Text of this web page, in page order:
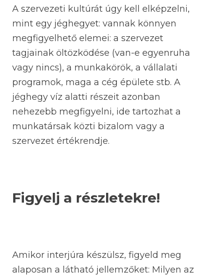
A szervezeti kultúrát úgy kell elképzelni,
mint egy jéghegyet: vannak könnyen
megfigyelhető elemei: a szervezet
tagjainak öltözködése (van-e egyenruha
vagy nincs), a munkakörök, a vállalati
programok, maga a cég épülete stb. A
jéghegy víz alatti részeit azonban
nehezebb megfigyelni, ide tartozhat a
munkatársak közti bizalom vagy a
szervezet értékrendje.
Figyelj a részletekre!
Amikor interjúra készülsz, figyeld meg
alaposan a látható jellemzőket: Milyen az